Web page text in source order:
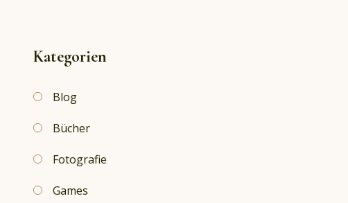
Kategorien
Blog
Bücher
Fotografie
Games